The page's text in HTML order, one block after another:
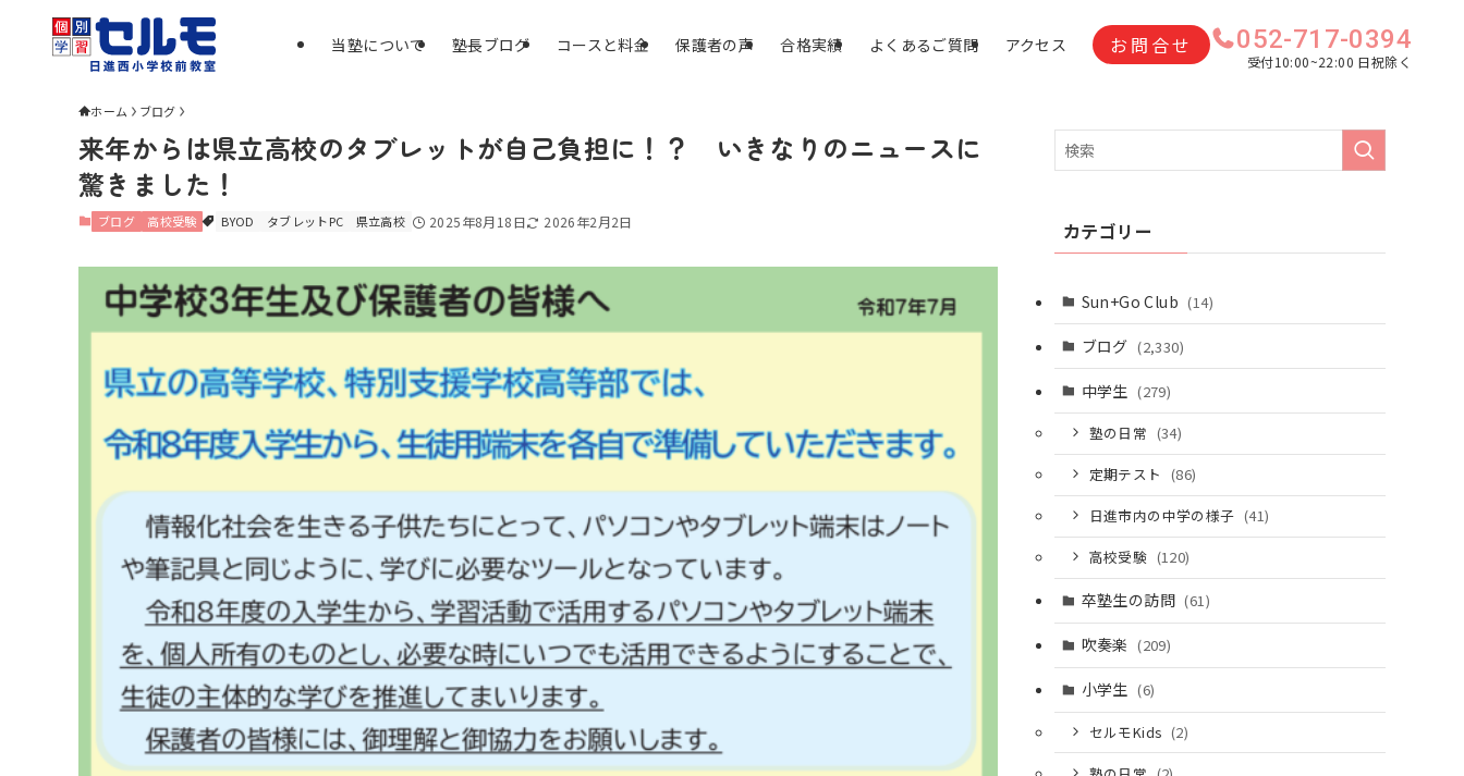
当塾について 塾長ブログ コースと料金 保護者の声 合格実績 よくあるご質問 アクセス お問合せ 052-717-0394
受付10:00~22:00 日祝除く
ホーム ブログ
来年からは県立高校のタブレットが自己負担に！？ いきなりのニュースに
驚きました！
ブログ 高校受験 BYOD タブレットPC 県立高校 2025年8月18日 2026年2月2日 カテゴリー
Sun+Go Club (14)
ブログ (2,330)
中学生 (279)
塾の日常 (34)
定期テスト (86)
日進市内の中学の様子 (41)
高校受験 (120)
卒塾生の訪問 (61)
吹奏楽 (209)
小学生 (6)
セルモKids (2)